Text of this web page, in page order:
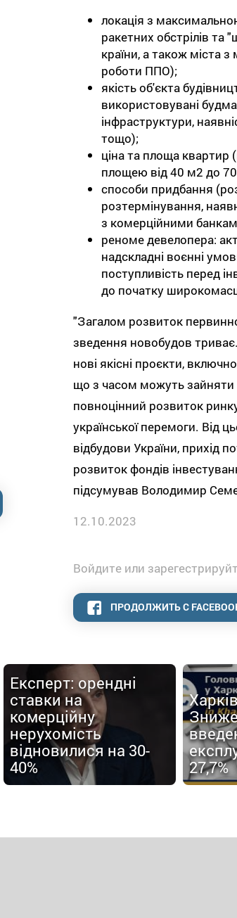
локація з
ракетних обстрілів та
країни, а також міста
роботи ППО);
якість об'єкта
використовувані
інфраструктури,
тощо);
ціна та площа квартир
площею від 40 м2 до
способи придбання
розтермінування,
з комерційними
реноме девелопера:
надскладні воєнні
поступливість перед
до початку
"Загалом розвиток
зведення новобудов
нові якісні проєкти,
що з часом можуть
повноцінний розвиток
української перемоги. Від
відбудови України, прихід
розвиток фондів
підсумував Володимир
12.10.2023
Войдите или
ПРОДОЛЖИТЬ С
Експерт: орендні
ставки на
комерційну
нерухомість
відновилися на 30-
40%
27,7%